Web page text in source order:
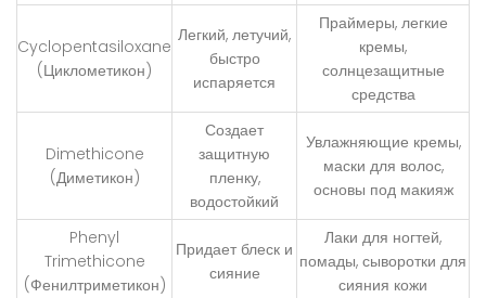
Cyclopentasiloxane
(Циклометикон)
Легкий, летучий,
быстро
испаряется
Праймеры, легкие
кремы,
солнцезащитные
средства
Dimethicone
(Диметикон)
Создает
защитную
пленку,
водостойкий
Увлажняющие кремы,
маски для волос,
основы под макияж
Phenyl
Trimethicone
(Фенилтриметикон)
Придает блеск и
сияние
Лаки для ногтей,
помады, сыворотки для
сияния кожи